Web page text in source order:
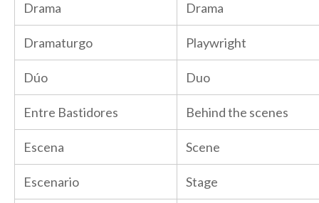
Drama Drama
Dramaturgo Playwright
Dúo Duo
Entre Bastidores Behind the scenes
Escena Scene
Escenario Stage